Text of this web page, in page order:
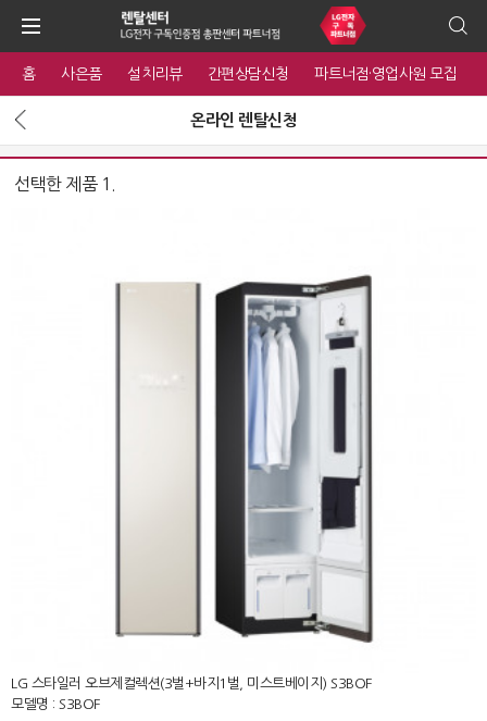
홈 사은품 설치리뷰 간편상담신청 파트너점·영업사원 모집
온라인 렌탈신청
선택한 제품 1.
LG 스타일러 오브제컬렉션(3벌+바지1벌, 미스트베이지) S3BOF
모델명 : S3BOF